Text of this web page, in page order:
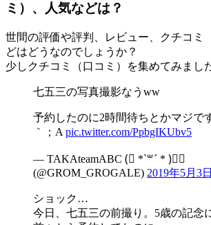
ミ）、人気などは？
世間の評価や評判、レビュー、クチコミ
どはどうなのでしょうか？
少しクチコミ（口コミ）を集めてみまし
七五三の写真撮影なうww
予約したのに2時間待ちとかマジで
｀；A pic.twitter.com/PpbgIKUbv5
— TAKAteamABC (⃔ *`꒳´ * )⃕↝
(@GROM_GROGALE) 2019年5月3日
ショック…
今日、七五三の前撮り。5歳の記念